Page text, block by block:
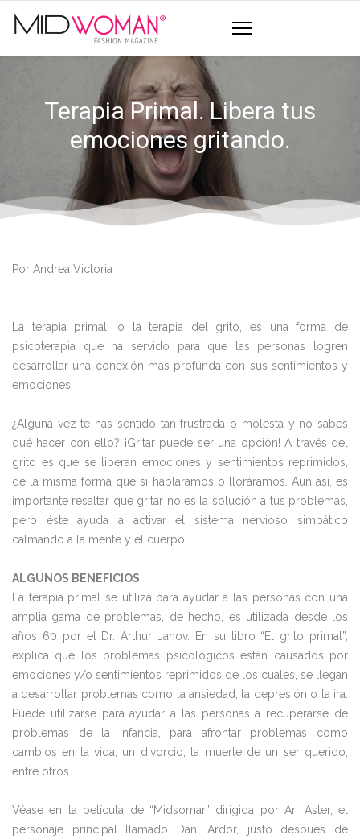
Terapia Primal. Libera tus
emociones gritando.
Por Andrea Victoria
La terapia primal, o la terapia del grito, es una forma de
psicoterapia que ha servido para que las personas logren
desarrollar una conexión mas profunda con sus sentimientos y
emociones.
¿Alguna vez te has sentido tan frustrada o molesta y no sabes
qué hacer con ello? ¡Gritar puede ser una opción! A través del
grito es que se liberan emociones y sentimientos reprimidos,
de la misma forma que si habláramos o lloráramos. Aun así, es
importante resaltar que gritar no es la solución a tus problemas,
pero éste ayuda a activar el sistema nervioso simpático
calmando a la mente y el cuerpo.
ALGUNOS BENEFICIOS
La terapia primal se utiliza para ayudar a las personas con una
amplia gama de problemas, de hecho, es utilizada desde los
años 60 por el Dr. Arthur Janov. En su libro “El grito primal”,
explica que los problemas psicológicos están causados por
emociones y/o sentimientos reprimidos de los cuales, se llegan
a desarrollar problemas como la ansiedad, la depresión o la ira.
Puede utilizarse para ayudar a las personas a recuperarse de
problemas de la infancia, para afrontar problemas como
cambios en la vida, un divorcio, la muerte de un ser querido,
entre otros.
Véase en la película de “Midsomar” dirigida por Ari Aster, el
personaje principal llamado Dani Ardor, justo después de